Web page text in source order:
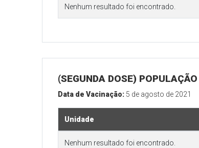
Nenhum resultado foi encontrado.
(SEGUNDA DOSE)
Data de Vacinação: 5 de agosto de 2021
Unidade
Nenhum resultado foi encontrado.